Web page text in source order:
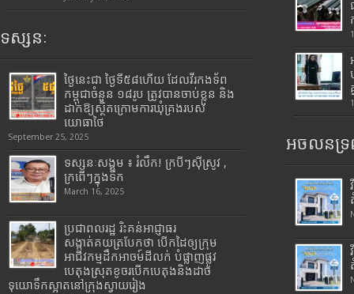
ទស្សនៈ
ថ្ងៃនេះជា ថ្ងៃទី៥៨ហើយ ដែលវីរកងទ័ព
កម្ពុជាចំនួន ១៨រូប ត្រូវបានចាប់ខ្លួន និង
ដាក់ឱ្យស្ថិតក្រោមការឃុំគ្រងរបស់
យោធាថៃ
September 25, 2025
ទស្សនៈសង្គម ៖ រំលឹក! ក្របីៗស៊ីស្រូវ ,
ក្រពើៗក្នុងទឹក
March 16, 2025
ប្រជាពលរដ្ឋ រិះគន់អាជ្ញាធរ
សង្កាត់គយត្របែកថា បើកដៃឲ្យក្រុម
អាជីវកម្មដឹកអាចម៍ដីលក់ បំផ្លាញផ្លូវ
បេតុងស្រុតខូចរបើកបេតុងនិងដាច់
ទុយោទឹកស្អាតនៅក្រុងស្វាយរៀង
អចលនទ្រ